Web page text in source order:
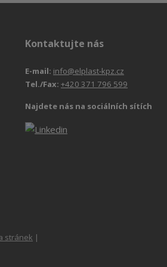
Kontaktujte nás
E-mail: info@elplast-kpz.cz
Tel./Fax:+420 371 796 599
Najdete nás na sociálních sítích
stránek |